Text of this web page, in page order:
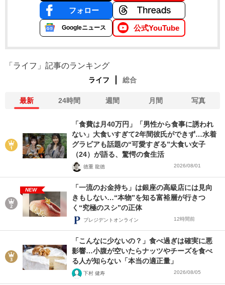
フォロー
Googleニュース 公式YouTube
「ライフ」記事のランキング
ライフ 総合
最新 24時間 週間 月間 写真
「食費は月40万円」「男性から食事に誘われ
ない」大食いすぎて2年間彼氏ができず…水着
グラビアも話題の“可愛すぎる”大食い女子
（24）が語る、驚愕の食生活
徳重 龍徳 2026/08/01
NEW
「一流のお金持ち」は銀座の高級店には見向
きもしない…“本物”を知る富裕層が行きつ
く“究極のスシ”の正体
プレジデントオンライン 12時間前
「こんなに少ないの？」食べ過ぎは確実に悪
影響…小腹が空いたらナッツやチーズを食べ
る人が知らない「本当の適正量」
下村 健寿 2026/08/05